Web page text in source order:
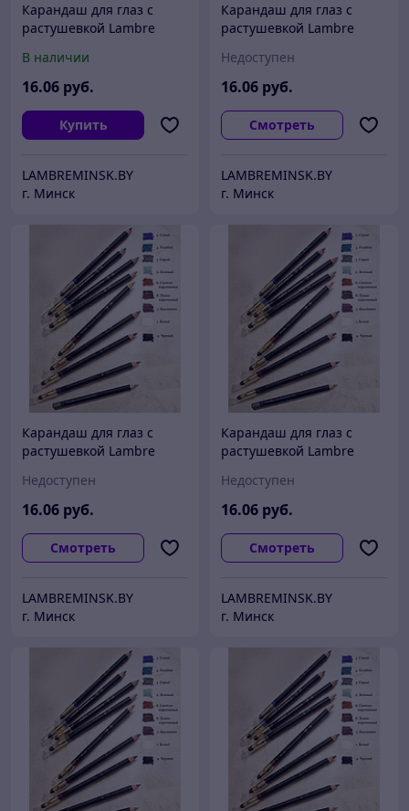
Карандаш для глаз с
растушевкой Lambre
В наличии
16.06 руб.
Купить
LAMBREMINSK.BY
г. Минск
Карандаш для глаз с
растушевкой Lambre
Недоступен
16.06 руб.
Смотреть
LAMBREMINSK.BY
г. Минск
Карандаш для глаз с
растушевкой Lambre
Недоступен
16.06 руб.
Смотреть
LAMBREMINSK.BY
г. Минск
Карандаш для глаз с
растушевкой Lambre
Недоступен
16.06 руб.
Смотреть
LAMBREMINSK.BY
г. Минск